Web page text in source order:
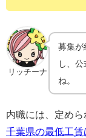
リッチーナ
募集が
し、
ね。
内職には、定めら
千葉県の最低工賃